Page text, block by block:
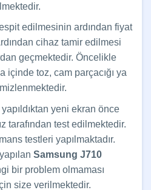
edilmesinin ardından fiyat
cihaz tamir edilmesi
geçmektedir. Öncelikle
içinde toz, cam parçacığı ya
yeni ekran önce
tarafından test edilmektedir.
testleri yapılmaktadır.
Samsung J710
bir problem olmaması
size verilmektedir.